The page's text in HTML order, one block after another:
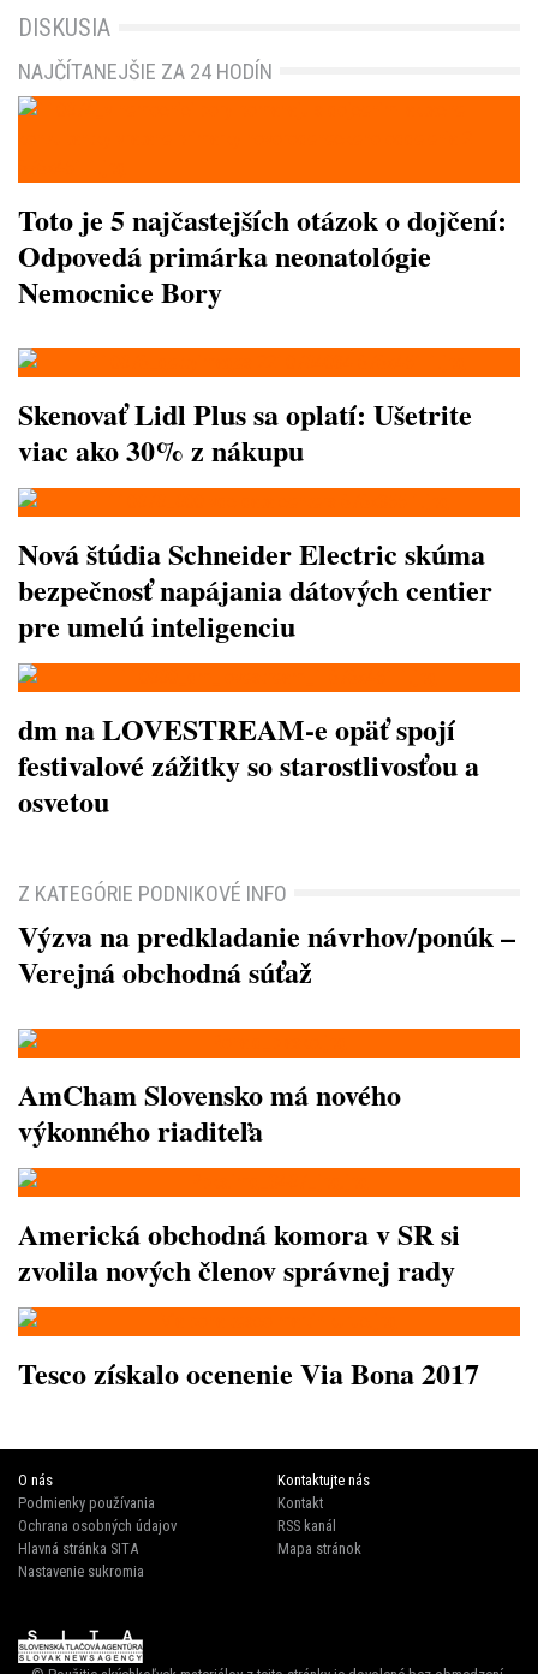
DISKUSIA
NAJČÍTANEJŠIE ZA 24 HODÍN
Toto je 5 najčastejších otázok o dojčení:
Odpovedá primárka neonatológie
Nemocnice Bory
Skenovať Lidl Plus sa oplatí: Ušetrite
viac ako 30% z nákupu
Nová štúdia Schneider Electric skúma
bezpečnosť napájania dátových centier
pre umelú inteligenciu
dm na LOVESTREAM-e opäť spojí
festivalové zážitky so starostlivosťou a
osvetou
Z KATEGÓRIE PODNIKOVÉ INFO
Výzva na predkladanie návrhov/ponúk –
Verejná obchodná súťaž
AmCham Slovensko má nového
výkonného riaditeľa
Americká obchodná komora v SR si
zvolila nových členov správnej rady
Tesco získalo ocenenie Via Bona 2017
O nás
Podmienky používania
Ochrana osobných údajov
Hlavná stránka SITA
Nastavenie sukromia
Kontaktujte nás
Kontakt
RSS kanál
Mapa stránok